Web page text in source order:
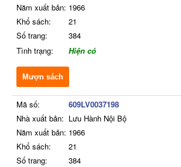
Năm xuất bản: 1966
Khổ sách:
21
Số trang:
384
Tình trạng:
Hiện có
Mượn sách
Mã số:
609LV0037198
Nhà xuất bản: Lưu Hành Nội Bộ
Năm xuất bản: 1966
Khổ sách:
21
Số trang:
384